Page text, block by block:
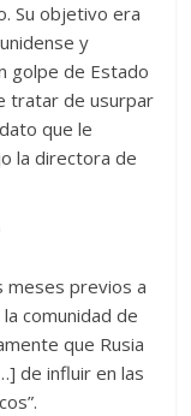
Su objetivo era
y
golpe de Estado
tratar de usurpar
que le
la directora de
meses previos a
comunidad de
que Rusia
de influir en las